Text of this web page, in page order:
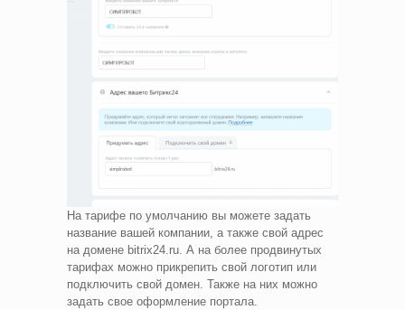
На тарифе по умолчанию вы можете задать
название вашей компании, а также свой адрес
на домене bitrix24.ru. А на более продвинутых
тарифах можно прикрепить свой логотип или
подключить свой домен. Также на них можно
задать свое оформление портала.